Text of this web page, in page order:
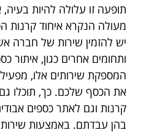
תופעה זו עלולה להיות
מעולה הנקרא איחוד קרנות
יש להזמין שירות של חברה
ותחומים אחרים כגון, איתור
המספקת שירותים אלו,
את הכסף שלכם. כך, תוכלו
קרנות וגם לאתר כספים
בהן עבדתם. באמצעות